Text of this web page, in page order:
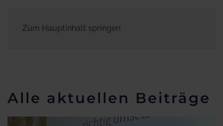
Zum Hauptinhalt springen
Alle aktuellen Beiträge